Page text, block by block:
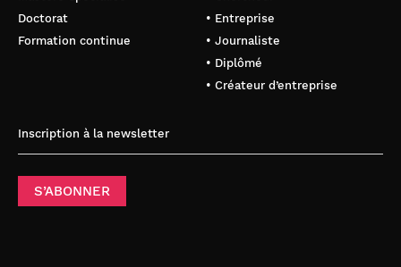
Doctorat
Formation continue
• Entreprise
• Journaliste
• Diplômé
• Créateur d’entreprise
Inscription à la newsletter
S’ABONNER